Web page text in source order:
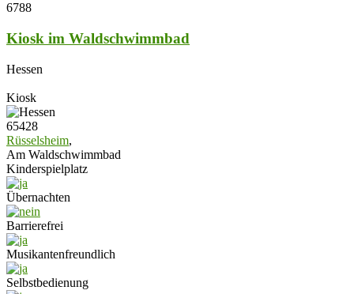
6788
Kiosk im Waldschwimmbad
Hessen
Kiosk
65428
Rüsselsheim,
Am Waldschwimmbad
Kinderspielplatz
Übernachten
Barrierefrei
Musikantenfreundlich
Selbstbedienung